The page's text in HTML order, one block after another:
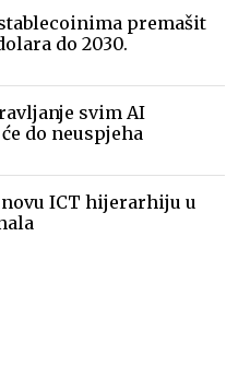
premašit
do 2030.
svim AI
do neuspjeha
ICT hijerarhiju u